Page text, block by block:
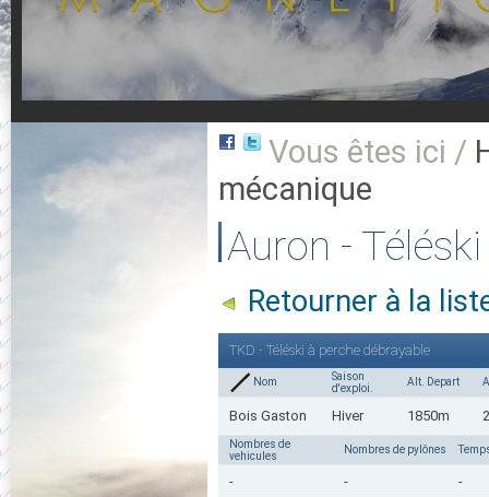
Vous êtes ici /
mécanique
Auron -
Retourner à la
TKD - Téléski à perche débrayable
Nom
Saison
d'exploi.
Alt. Depart
Bois Gaston Hiver 1850m
Nombres de
vehicules
Nombres de pylônes
- - -